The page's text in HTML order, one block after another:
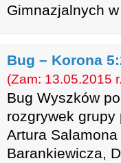
Gimnazjalnych
Bug – Korona
(Zam: 13.05.2015
Bug Wyszków
rozgrywek grupy
Artura
Barankiewicza,